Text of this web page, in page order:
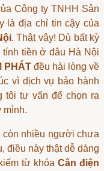
Công ty TNHH Sản
là địa chỉ tin cậy của
. Thật vậy! Dù bất kỳ
tiền ở đâu Hà Nội
PHÁTđều hài lòng về
vì dịch vụ bảo hành
tôi tư vấn để chọn ra
mình.
còn nhiều người chưa
, điều này thật dễ dàng
từ khóa Cân điện